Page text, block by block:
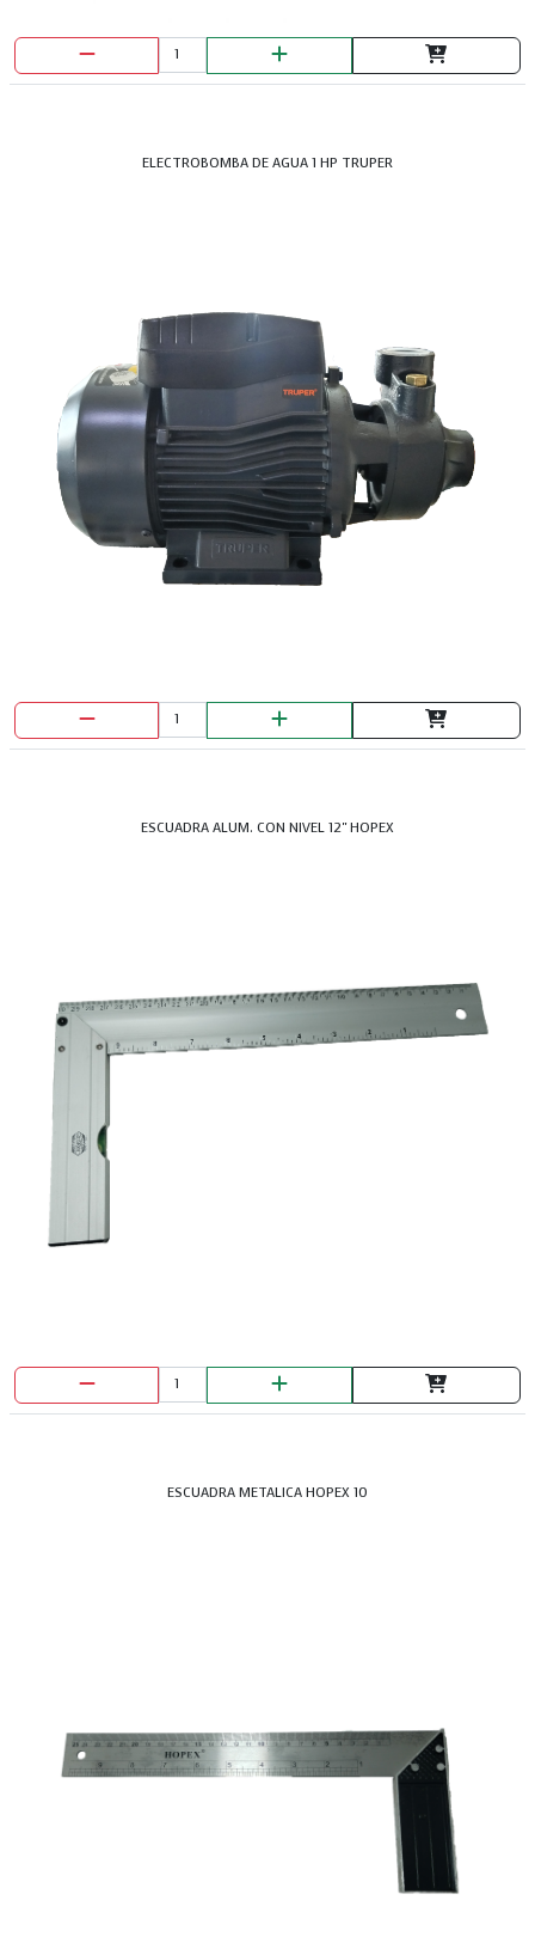
ELECTROBOMBA DE AGUA 1 HP TRUPER
ESCUADRA ALUM. CON NIVEL 12" HOPEX
ESCUADRA METALICA HOPEX 10